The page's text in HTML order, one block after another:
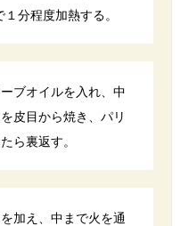
分程度加熱する。
ブオイルを入れ、中
皮目から焼き、パリ
ら裏返す。
加え、中まで火を通